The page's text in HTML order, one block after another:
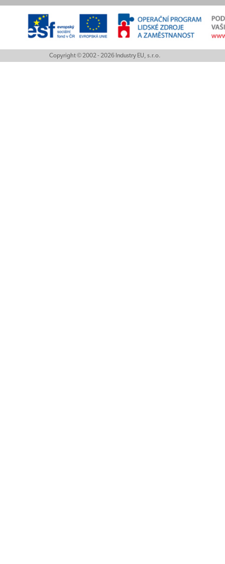
Copyright © 2002 - 2026 Industry EU, s.r.o.